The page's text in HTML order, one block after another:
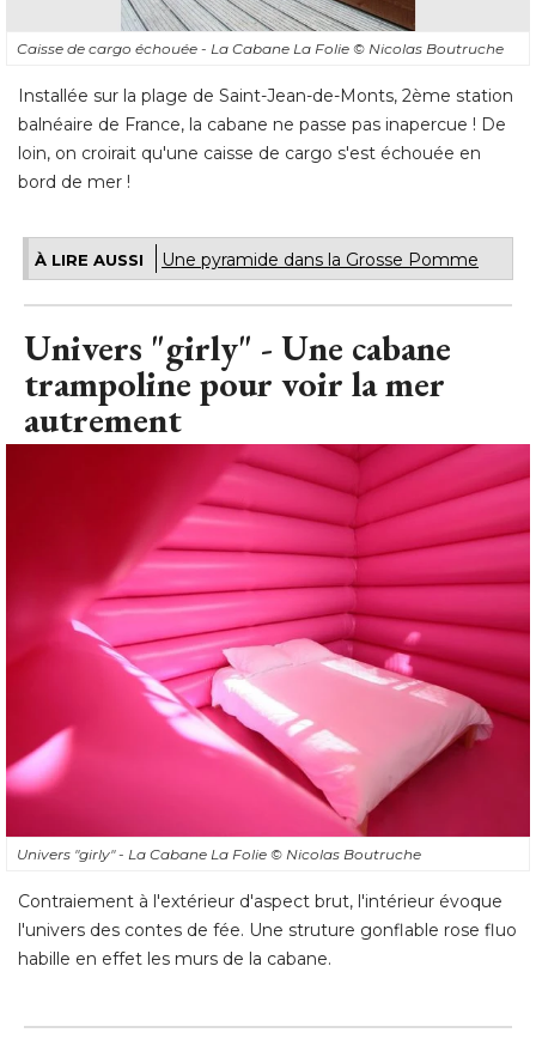
Caisse de cargo échouée - La Cabane La Folie © Nicolas Boutruche
Installée sur la plage de Saint-Jean-de-Monts, 2ème station
balnéaire de France, la cabane ne passe pas inapercue ! De
loin, on croirait qu'une caisse de cargo s'est échouée en
bord de mer !
À LIRE AUSSI Une pyramide dans la Grosse Pomme
Univers "girly" - Une cabane
trampoline pour voir la mer
autrement
Univers "girly" - La Cabane La Folie © Nicolas Boutruche
Contraiement à l'extérieur d'aspect brut, l'intérieur évoque
l'univers des contes de fée. Une struture gonflable rose fluo
habille en effet les murs de la cabane.